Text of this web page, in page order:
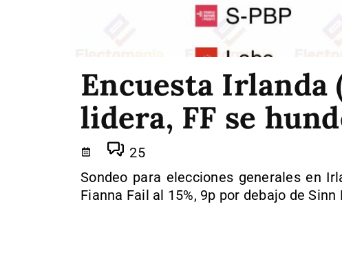
Encuesta Irlanda
lidera, FF se
25
Sondeo para elecciones generales en
Fianna Fail al 15%, 9p por debajo de Sinn